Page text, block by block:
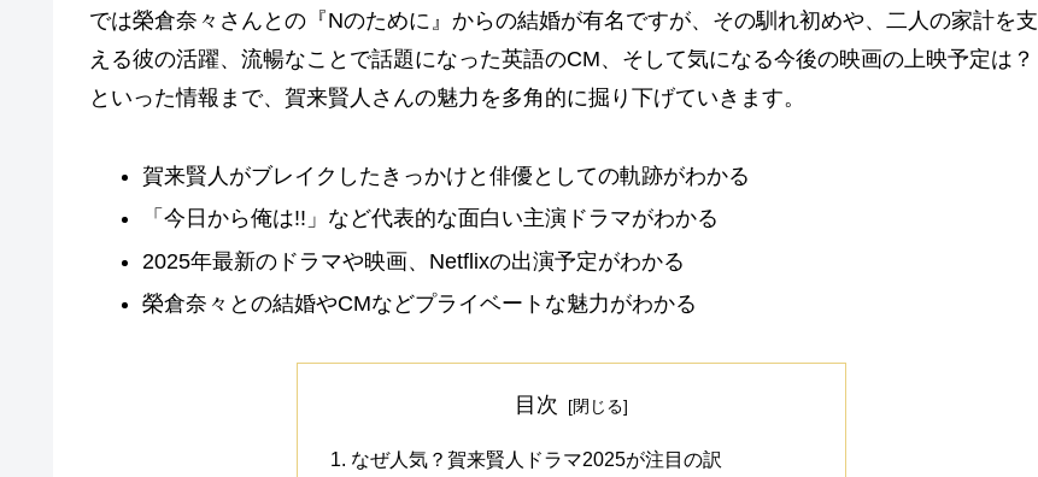
では榮倉奈々さんとの『Nのために』からの結婚が有名ですが、その馴れ初めや、二人の家計を支
える彼の活躍、流暢なことで話題になった英語のCM、そして気になる今後の映画の上映予定は？
といった情報まで、賀来賢人さんの魅力を多角的に掘り下げていきます。
賀来賢人がブレイクしたきっかけと俳優としての軌跡がわかる
「今日から俺は!!」など代表的な面白い主演ドラマがわかる
2025年最新のドラマや映画、Netflixの出演予定がわかる
榮倉奈々との結婚やCMなどプライベートな魅力がわかる
目次
なぜ人気？賀来賢人ドラマ2025が注目の訳